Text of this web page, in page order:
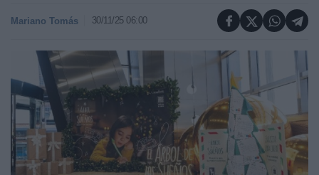
Mariano Tomás 30/11/25 06:00